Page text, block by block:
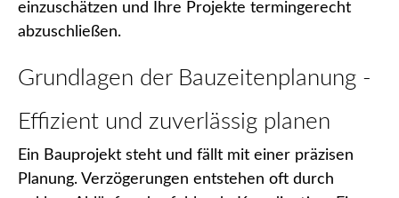
einzuschätzen und Ihre Projekte termingerecht
abzuschließen.
Grundlagen der Bauzeitenplanung -
Effizient und zuverlässig planen
Ein Bauprojekt steht und fällt mit einer präzisen
Planung. Verzögerungen entstehen oft durch